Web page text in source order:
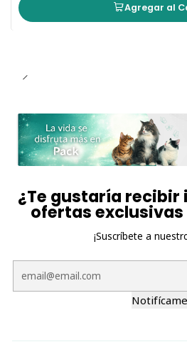
Agregar al
¿Te gustaría
ofertas
¡Suscríbete a
Notifícame